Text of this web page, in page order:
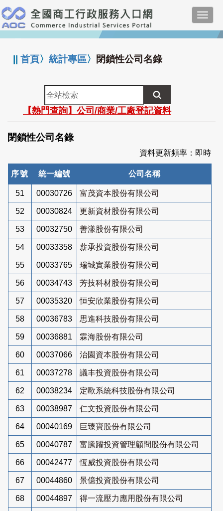
跳
到
主
要
:::
||首頁〉統計專區〉 閉鎖性公司名錄
全
站
檢
索
【熱門查詢】公司/商業/工廠登記資料
閉鎖性公司名錄
資料更新頻率：即時
序號 統一編號 公司名稱
51 00030726 富茂資本股份有限公司
52 00030824 更新資材股份有限公司
53 00032750 善漾股份有限公司
54 00033358 薪承投資股份有限公司
55 00033765 瑞城實業股份有限公司
56 00034743 芳技科材股份有限公司
57 00035320 恒安欣業股份有限公司
58 00036783 思進科技股份有限公司
59 00036881 霖海股份有限公司
60 00037066 治園資本股份有限公司
61 00037278 議丰投資股份有限公司
62 00038234 定歐系統科技股份有限公司
63 00038987 仁文投資股份有限公司
64 00040169 巨臻寶股份有限公司
65 00040787 富騰躍投資管理顧問股份有限公司
66 00042477 恆威投資股份有限公司
67 00044860 景億投資股份有限公司
68 00044897 得一流壓力應用股份有限公司